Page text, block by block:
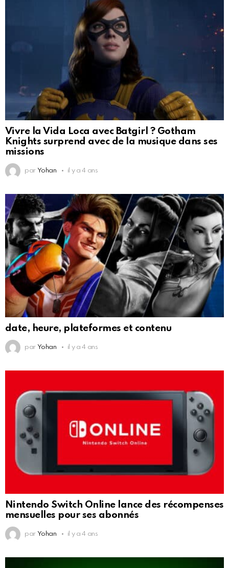
Vivre la Vida Loca avec Batgirl ? Gotham
Knights surprend avec de la musique dans ses
missions
par Yohan il y a 4 ans
date, heure, plateformes et contenu
par Yohan il y a 4 ans
Nintendo Switch Online lance des récompenses
mensuelles pour ses abonnés
par Yohan il y a 4 ans